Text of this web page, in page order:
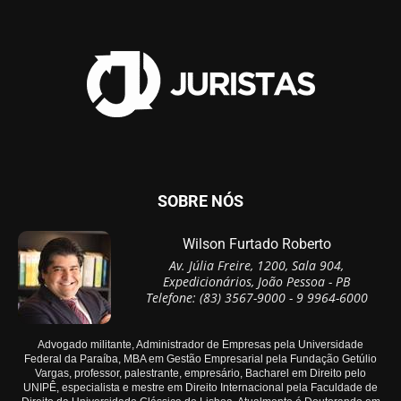
SOBRE NÓS
Wilson Furtado Roberto
Av. Júlia Freire, 1200, Sala 904,
Expedicionários, João Pessoa - PB
Telefone: (83) 3567-9000 - 9 9964-6000
Advogado militante, Administrador de Empresas pela Universidade
Federal da Paraíba, MBA em Gestão Empresarial pela Fundação Getúlio
Vargas, professor, palestrante, empresário, Bacharel em Direito pelo
UNIPÊ, especialista e mestre em Direito Internacional pela Faculdade de